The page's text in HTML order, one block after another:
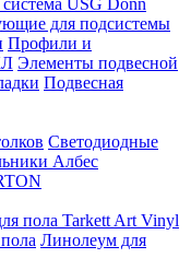
USG Donn
для подсистемы
Профили и
Элементы подвесной
Подвесная
Светодиодные
Албес
пола Tarkett Art Vinyl
Линолеум для